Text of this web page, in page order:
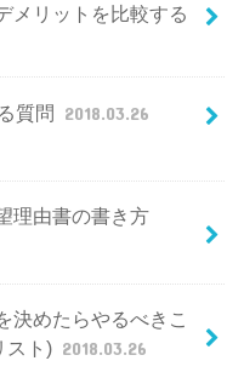
メリットを比較する
質問 2018.03.26
理由書の書き方
決めたらやるべきこ
スト) 2018.03.26